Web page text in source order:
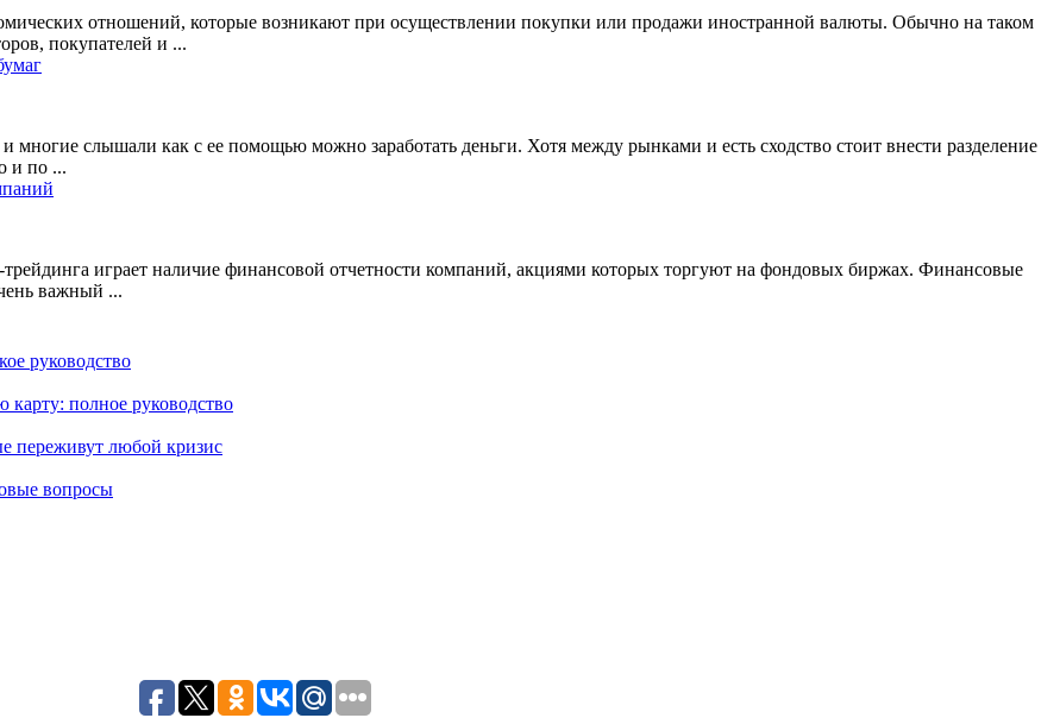
отношений, которые возникают при осуществлении покупки или продажи иностранной валюты. Обычно на таком
покупателей и ...
слышали как с ее помощью можно заработать деньги. Хотя между рынками и есть сходство стоит внести разделение
и по ...
играет наличие финансовой отчетности компаний, акциями которых торгуют на фондовых биржах. Финансовые
важный ...
руководство
карту: полное руководство
переживут любой кризис
вопросы